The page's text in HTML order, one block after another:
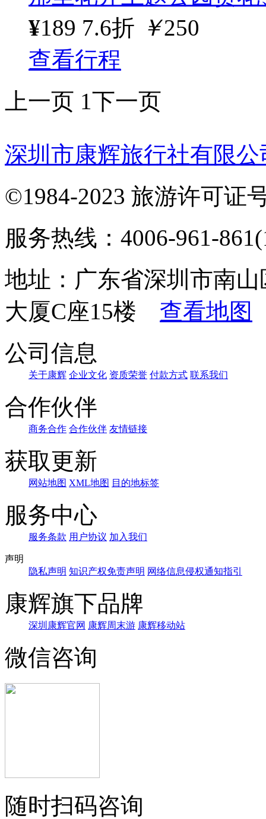
¥189 7.6折 ￥250
查看行程
上一页 1下一页
深圳市康辉旅行社有限
©1984-2023 旅游许可证
服务热线：4006-961-
地址：广东省深圳市南
大厦C座15楼 查看地图
公司信息
关于康辉 企业文化 资质荣誉 付款方式 联系我们
合作伙伴
商务合作 合作伙伴 友情链接
获取更新
网站地图 XML地图 目的地标签
服务中心
服务条款 用户协议 加入我们
声明
隐私声明 知识产权免责声明 网络信息侵权通知指引
康辉旗下品牌
深圳康辉官网 康辉周末游 康辉移动站
微信咨询
随时扫码咨询